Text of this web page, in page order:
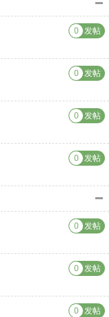
发帖
0
发帖
0
发帖
0
发帖
0
发帖
0
发帖
0
发帖
0